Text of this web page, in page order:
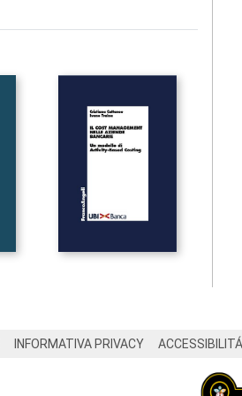
INFORMATIVA PRIVACY ACCESSIBILITÁ